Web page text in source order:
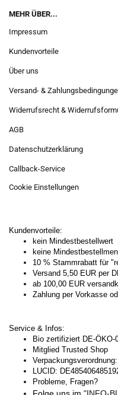
MEHR ÜBER...
Impressum
Kundenvorteile
Über uns
Versand- &
Widerrufsrecht &
AGB
Datenschutzerklärung
Callback-Service
Cookie Einstellungen
Kundenvorteile:
kein Mindestbestellwert
keine
10 % Stammrabatt für
Versand 5,50 EUR per
ab 100,00 EUR
Zahlung per Vorkasse
Service & Infos:
Bio zertifiziert DE-ÖKO-
Mitglied Trusted Shop
LUCID:
Probleme, Fragen?